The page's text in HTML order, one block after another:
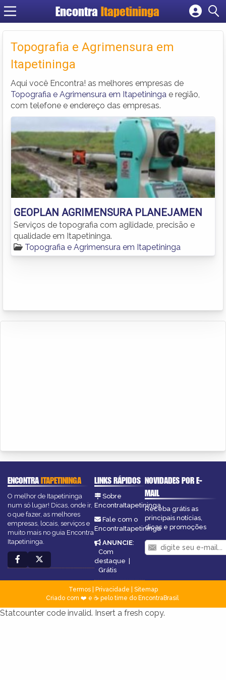
Encontra Itapetininga
Cadastrar empresa
Criar conta
Topografia e Agrimensura em
Itapetininga
Aqui você Encontra! as melhores empresas de
Topografia e Agrimensura em Itapetininga e região,
com telefone e endereço das empresas.
GEOPLAN AGRIMENSURA PLANEJAMEN
Serviços de topografia com agilidade, precisão e
qualidade em Itapetininga.
Topografia e Agrimensura em Itapetininga
ENCONTRAITAPETININGA
O melhor de Itapetininga
num só lugar! Dicas, onde ir,
o que fazer, as melhores
empresas, locais, serviços e
muito mais no guia Encontra
Itapetininga.
LINKS RÁPIDOS
Sobre
EncontraItapetininga
Fale com o
EncontraItapetininga
ANUNCIE:
Com
destaque |
Grátis
NOVIDADES POR E-
MAIL
Receba grátis as
principais notícias,
dicas e promoções
Termos| Privacidade
Sitemap
Criado com ❤️ e ☕ pelo time do EncontraBrasil
Statcounter code invalid. Insert a fresh copy.